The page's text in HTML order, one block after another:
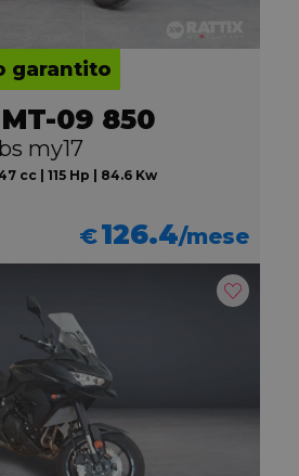
garantito
09 850
my17
cc | 115 Hp | 84.6 Kw
€126.4/mese